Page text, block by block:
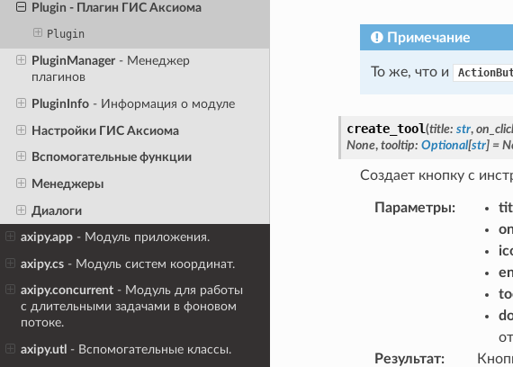
Plugin - Плагин ГИС Аксиома
Plugin
PluginManager- Менеджер
плагинов
PluginInfo- Информация о модуле
Настройки ГИС Аксиома
Вспомогательные функции
Менеджеры
Диалоги
axipy.app - Модуль приложения.
axipy.cs - Модуль систем координат.
axipy.concurrent - Модуль для работы
с длительными задачами в фоновом
потоке.
axipy.utl - Вспомогательные классы.
Примечание
То же, что и
create_tool(title: str,
None, tooltip: Optional[str] =
Создает кнопку с
Параметры:
Результат: